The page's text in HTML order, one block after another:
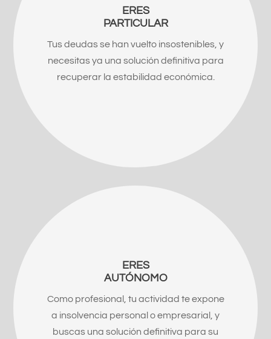
ERES
PARTICULAR
Tus deudas se han vuelto insostenibles, y
necesitas ya una solución definitiva para
recuperar la estabilidad económica.
ERES
AUTÓNOMO
Como profesional, tu actividad te expone
a insolvencia personal o empresarial, y
buscas una solución definitiva para su